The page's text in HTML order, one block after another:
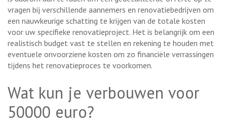
vragen bij verschillende aannemers en renovatiebedrijven om
een nauwkeurige schatting te krijgen van de totale kosten
voor uw specifieke renovatieproject. Het is belangrijk om een
realistisch budget vast te stellen en rekening te houden met
eventuele onvoorziene kosten om zo financiële verrassingen
tijdens het renovatieproces te voorkomen.
Wat kun je verbouwen voor
50000 euro?